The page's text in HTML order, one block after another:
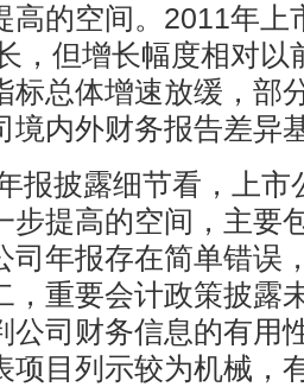
高的空间。2011年上
，但增长幅度相对以
标总体增速放缓，部
境内外财务报告差异
报披露细节看，上市
步提高的空间，主要
司年报存在简单错误
，重要会计政策披露
公司财务信息的有用
项目列示较为机械，